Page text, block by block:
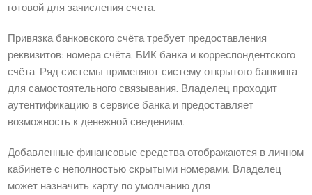
готовой для зачисления счета.
Привязка банковского счёта требует предоставления
реквизитов: номера счёта, БИК банка и корреспондентского
счёта. Ряд системы применяют систему открытого банкинга
для самостоятельного связывания. Владелец проходит
аутентификацию в сервисе банка и предоставляет
возможность к денежной сведениям.
Добавленные финансовые средства отображаются в личном
кабинете с неполностью скрытыми номерами. Владелец
может назначить карту по умолчанию для